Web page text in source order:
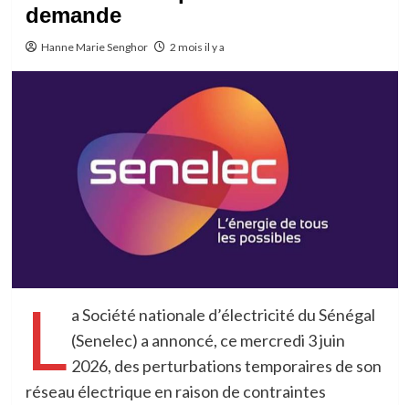
demande
Hanne Marie Senghor 2 mois il y a
L a Société nationale d’électricité du Sénégal
(Senelec) a annoncé, ce mercredi 3 juin
2026, des perturbations temporaires de son
réseau électrique en raison de contraintes